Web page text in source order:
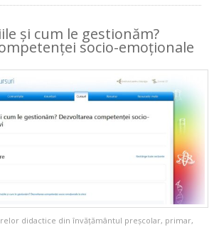
și cum le gestionăm?
socio-emoționale
didactice din învățământul preșcolar, primar,